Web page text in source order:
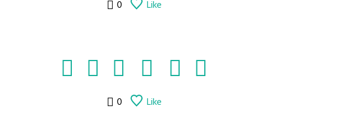
0 Like
0 Like